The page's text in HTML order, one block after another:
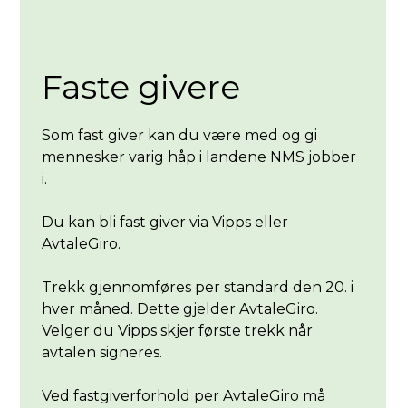
Faste givere
Som fast giver kan du være med og gi
mennesker varig håp i landene NMS jobber
i.
Du kan bli fast giver via Vipps eller
AvtaleGiro.
Trekk gjennomføres per standard den 20. i
hver måned. Dette gjelder AvtaleGiro.
Velger du Vipps skjer første trekk når
avtalen signeres.
Ved fastgiverforhold per AvtaleGiro må